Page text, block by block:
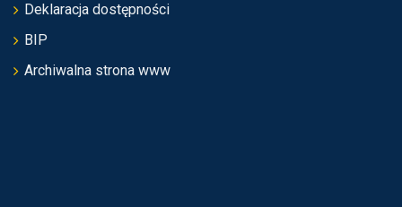
Deklaracja dostępności
BIP
Archiwalna strona www